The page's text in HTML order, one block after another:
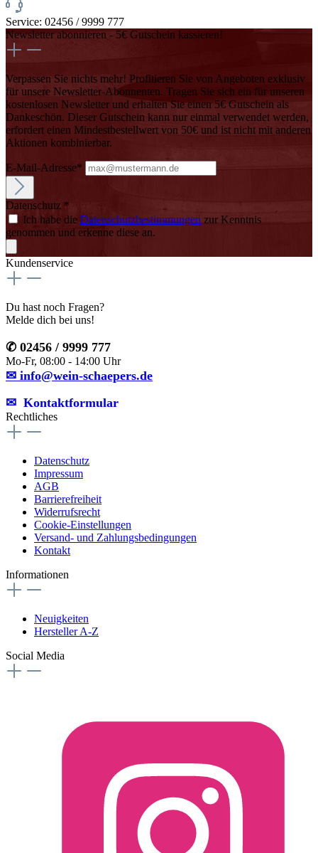
Service: 02456 / 9999 777
Newsletter abonnieren - 5€ Gutschein kassieren!
Verpassen Sie nichts mehr! Profitieren Sie von Angeboten exklusiv
für unsere Newsletter-Abonnenten. Tragen Sie sich ein für unseren
kostenlosen Newsletter und erhalten Sie einen 5€ Gutschein als
Dankeschön. Dieser Gutschein kann nur einmal verwendet werden,
erfordert einen Mindestbestellwert von 50€ und ist nicht mit anderen
Aktionen kombinierbar.
E-Mail-Adresse*
Datenschutz *
Ich habe die Datenschutzbestimmungen zur Kenntnis
genommen und erkenne diese an.
Kundenservice
Du hast noch Fragen?
Melde dich bei uns!
✆ 02456 / 9999 777
Mo-Fr, 08:00 - 14:00 Uhr
✉ info@wein-schaepers.de
✉︎ Kontaktformular
Rechtliches
Datenschutz
Impressum
AGB
Barrierefreiheit
Widerrufsrecht
Cookie-Einstellungen
Versand- und Zahlungsbedingungen
Kontakt
Informationen
Neuigkeiten
Hersteller A-Z
Social Media